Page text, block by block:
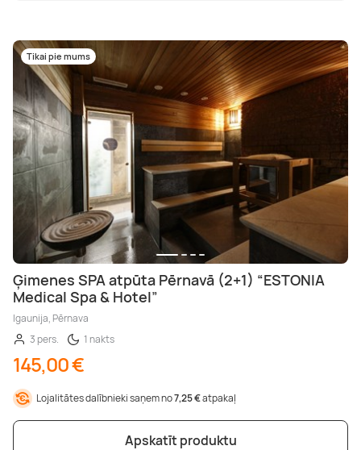
Tikai pie mums
Ģimenes SPA atpūta Pērnavā (2+1) “ESTONIA
Medical Spa & Hotel”
Igaunija, Pērnava
3 pers.
1 nakts
145,00 €
Lojalitātes dalībnieki saņem no7,25 €atpakaļ
Apskatīt produktu